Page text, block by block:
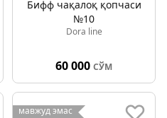
Бифф чақалоқ қопчаси
№10
Dora line
60 000 СЎМ
мавжуд эмас